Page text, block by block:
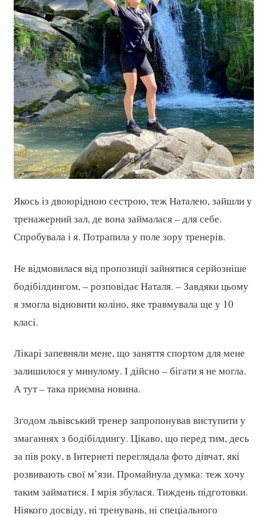
Якось із двоюрідною сестрою, теж Наталею, зайшли у
тренажерний зал, де вона займалася – для себе.
Спробувала і я. Потрапила у поле зору тренерів.
Не відмовилася від пропозиції зайнятися серйозніше
бодібілдингом, – розповідає Наталя. – Завдяки цьому
я змогла відновити коліно, яке травмувала ще у 10
класі.
Лікарі запевняли мене, що заняття спортом для мене
залишилося у минулому. І дійсно – бігати я не могла.
А тут – така приємна новина.
Згодом львівський тренер запропонував виступити у
змаганнях з бодібілдингу. Цікаво, що перед тим, десь
за пів року, в Інтернеті переглядала фото дівчат, які
розвивають свої м’язи. Промайнула думка: теж хочу
таким займатися. І мрія збулася. Тиждень підготовки.
Ніякого досвіду, ні тренувань, ні спеціального